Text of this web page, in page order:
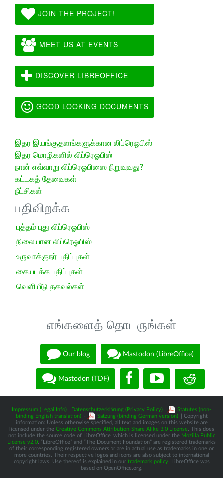
JOIN THE PROJECT!
MEET US AT EVENTS
DISCOVER LIBREOFFICE
GOOD LOOKING DOCUMENTS
இதர இயங்குதளங்களுக்கான லிப்ரெஓபிஸ்
இதர மொழிகளில் லிப்ரெஓபிஸ்
நான் எவ்வாறு லிப்ரெஓபிஸை நிறுவுவது?
கட்டகத் தேவைகள்
நீட்சிகள்
பதிவிறக்க
புத்தம் புது லிப்ரெஓபிஸ்
நிலையான லிப்ரெஓபிஸ்
உருவாக்குநர் பதிப்புகள்
கையடக்க பதிப்புகள்
வெளியீடு தகவல்கள்
எங்களைத் தொடருங்கள்
Our blog Mastodon (LibreOffice)
Mastodon (TDF)
Impressum (Legal Info) Datenschutzerklärung (Privacy Policy)
Statutes (non-
binding English translation) - Satzung (binding German version)
| Copyright
information: Unless otherwise specified, all text and images on this website are
licensed under the Creative Commons Attribution-Share Alike 3.0 License. This does
not include the source code of LibreOffice, which is licensed under the Mozilla Public
License v2.0 . “LibreOffice” and “The Document Foundation” are registered trademarks
of their corresponding registered owners or are in actual use as trademarks in one or
more countries. Their respective logos and icons are also subject to international
copyright laws. Use thereof is explained in our trademark policy. LibreOffice was
based on OpenOffice.org.